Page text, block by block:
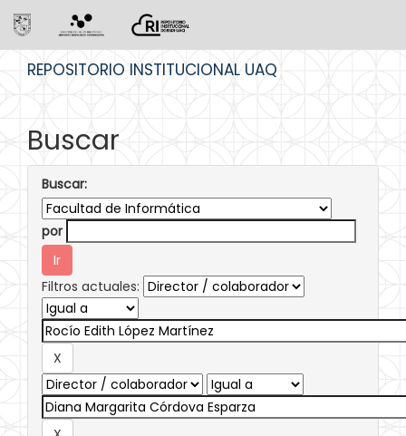
REPOSITORIO INSTITUCIONAL UAQ
Buscar
Buscar:
por
Filtros actuales: